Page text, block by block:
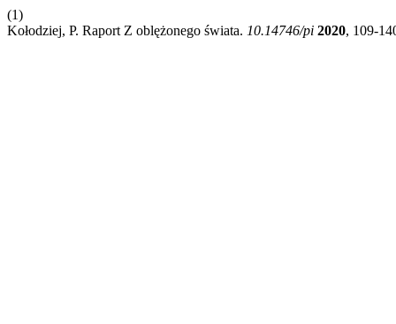
(1)
Kołodziej, P. Raport Z oblężonego świata. 10.14746/pi 2020, 109-